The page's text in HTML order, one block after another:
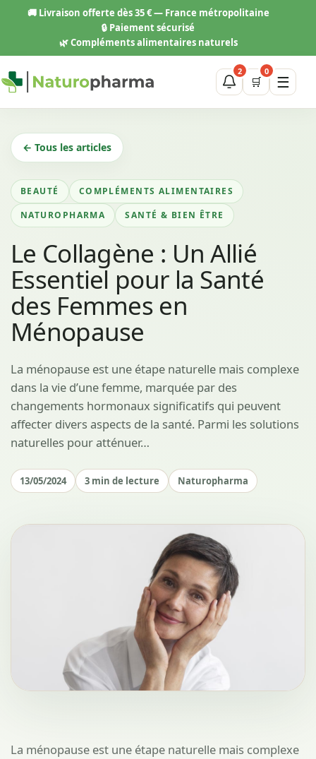
🚚 Livraison offerte dès 35 € — France métropolitaine
🔒 Paiement sécurisé
🌿 Compléments alimentaires naturels
2
🛒
0
☰
← Tous les articles
BEAUTÉ
COMPLÉMENTS ALIMENTAIRES
NATUROPHARMA
SANTÉ & BIEN ÊTRE
Le Collagène : Un Allié
Essentiel pour la Santé
des Femmes en
Ménopause
La ménopause est une étape naturelle mais complexe
dans la vie d’une femme, marquée par des
changements hormonaux significatifs qui peuvent
affecter divers aspects de la santé. Parmi les solutions
naturelles pour atténuer…
13/05/2024 3 min de lecture Naturopharma
La ménopause est une étape naturelle mais complexe